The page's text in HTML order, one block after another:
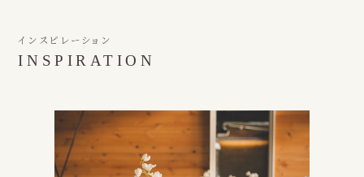
インスピレーション
INSPIRATION